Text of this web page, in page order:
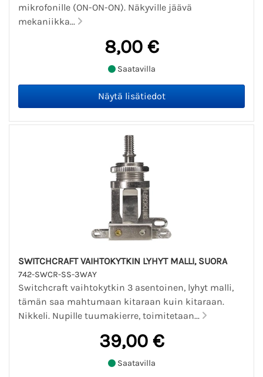
mikrofonille (ON-ON-ON). Näkyville jäävä
mekaniikka...
8,00 €
Saatavilla
SWITCHCRAFT VAIHTOKYTKIN LYHYT MALLI, SUORA
742-SWCR-SS-3WAY
Switchcraft vaihtokytkin 3 asentoinen, lyhyt malli,
tämän saa mahtumaan kitaraan kuin kitaraan.
Nikkeli. Nupille tuumakierre, toimitetaan...
39,00 €
Saatavilla